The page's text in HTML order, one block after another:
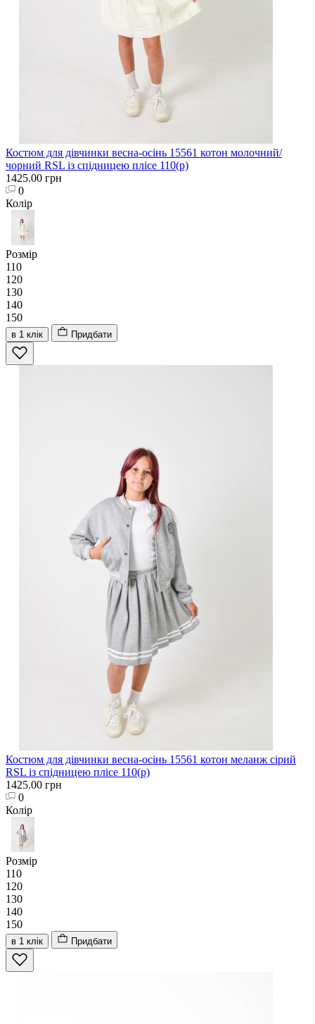
Костюм для дівчинки весна-осінь 15561 котон молочний/
чорний RSL із спідницею плісе 110(р)
1425.00 грн
0
Колір
Розмір
110
120
130
140
150
в 1 клік Придбати
Костюм для дівчинки весна-осінь 15561 котон меланж сірий
RSL із спідницею плісе 110(р)
1425.00 грн
0
Колір
Розмір
110
120
130
140
150
в 1 клік Придбати